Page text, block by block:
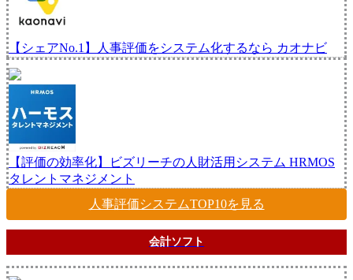
【シェアNo.1】人事評価をシステム化するなら カオナビ
【評価の効率化】ビズリーチの人財活用システム HRMOS
タレントマネジメント
人事評価システムTOP10を見る
会計ソフト